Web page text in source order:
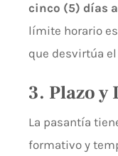
cinco (5) días
límite horario
que desvirtúa
3. Plazo
La pasantía
formativo y